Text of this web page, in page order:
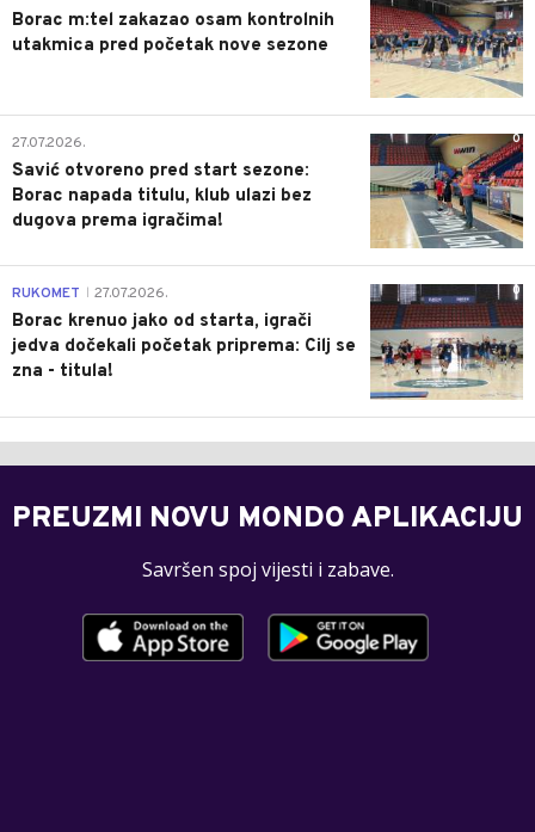
Borac m:tel zakazao osam kontrolnih
utakmica pred početak nove sezone
0
27.07.2026.
Savić otvoreno pred start sezone:
Borac napada titulu, klub ulazi bez
dugova prema igračima!
0
RUKOMET 27.07.2026.
Borac krenuo jako od starta, igrači
jedva dočekali početak priprema: Cilj se
zna - titula!
PREUZMI NOVU MONDO APLIKACIJU
Savršen spoj vijesti i zabave.